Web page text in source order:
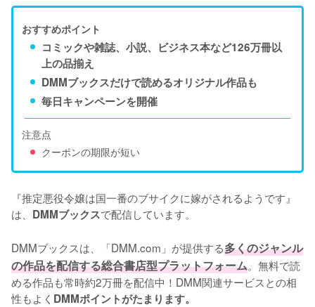
おすすめポイント
コミックや雑誌、小説、ビジネス本など126万冊以
上の品揃え
DMMブックスだけで読めるオリジナル作品も
毎日キャンペーンを開催
注意点
クーポンの期限が短い
『推定悪役令嬢は国一番のブサイクに嫁がされるようです』
は、 DMMブックスで配信しています。
DMMブックスは、「DMM.com」が提供する多くのジャンル
の作品を配信する総合書店型プラットフォーム。無料で読
める作品も常時約2万冊を配信中！DMM関連サービスとの相
性もよく DMMポイントがたまります。